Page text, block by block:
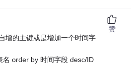
增的主键或是增加一个时间字
名 order by 时间字段 desc/ID
赞